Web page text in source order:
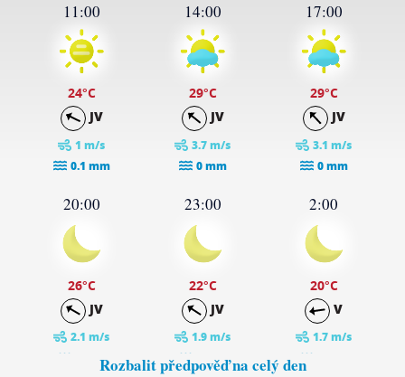
11:00
24°C
JV
1 m/s
0.1 mm
14:00
29°C
JV
3.7 m/s
0 mm
17:00
29°C
JV
3.1 m/s
0 mm
20:00
26°C
JV
2.1 m/s
0 mm
23:00
22°C
JV
1.9 m/s
0 mm
2:00
20°C
V
1.7 m/s
Rozbalit předpověď na celý den